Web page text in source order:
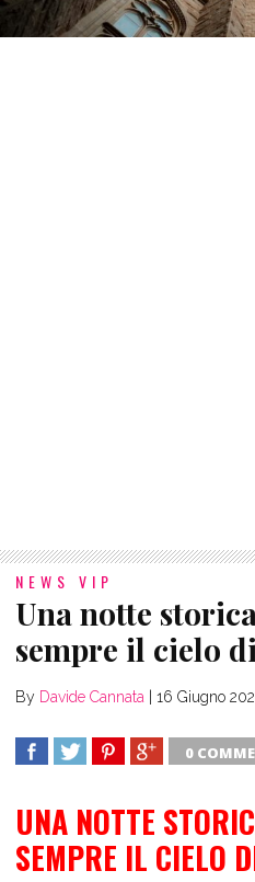
NEWS VIP
Una notte
sempre il cielo
By Davide Cannata 16 Giugno
0
UNA NOTTE
SEMPRE IL CIELO